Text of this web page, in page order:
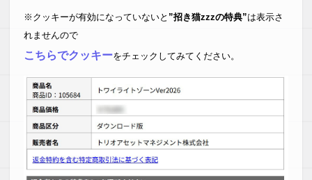
※クッキーが有効になっていないと ”招き猫zzzの特典”は表示さ
れませんので
こちらでクッキーをチェックしてみてください。